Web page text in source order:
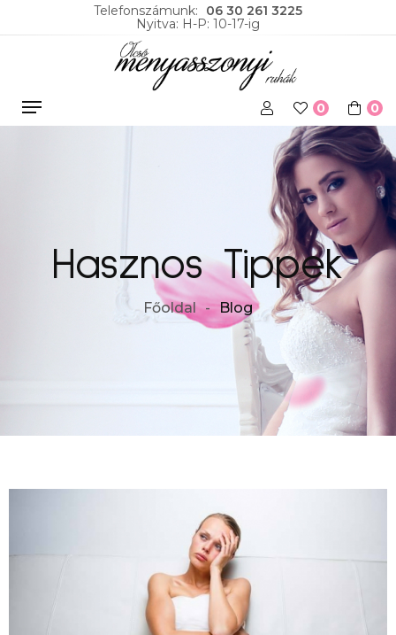
Telefonszámunk:
06 30 261 3225
Nyitva: H-P: 10-17-ig
0 0
Hasznos Tippek
Főoldal Blog